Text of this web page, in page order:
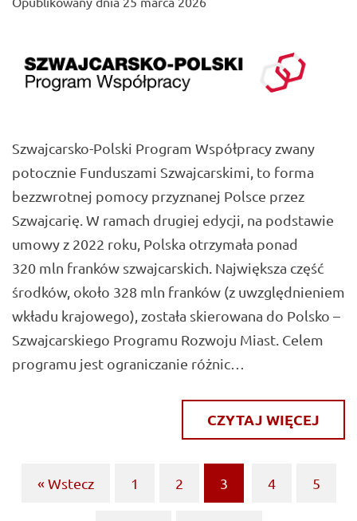
Szwajcarsko-Polski Program Współpracy zwany
potocznie Funduszami Szwajcarskimi, to forma
bezzwrotnej pomocy przyznanej Polsce przez
Szwajcarię. W ramach drugiej edycji, na podstawie
umowy z 2022 roku, Polska otrzymała ponad
320 mln franków szwajcarskich. Największa część
środków, około 328 mln franków (z uwzględnieniem
wkładu krajowego), została skierowana do Polsko –
Szwajcarskiego Programu Rozwoju Miast. Celem
programu jest ograniczanie różnic…
CZYTAJ WIĘCEJ
« Wstecz 1 2
3
4 5